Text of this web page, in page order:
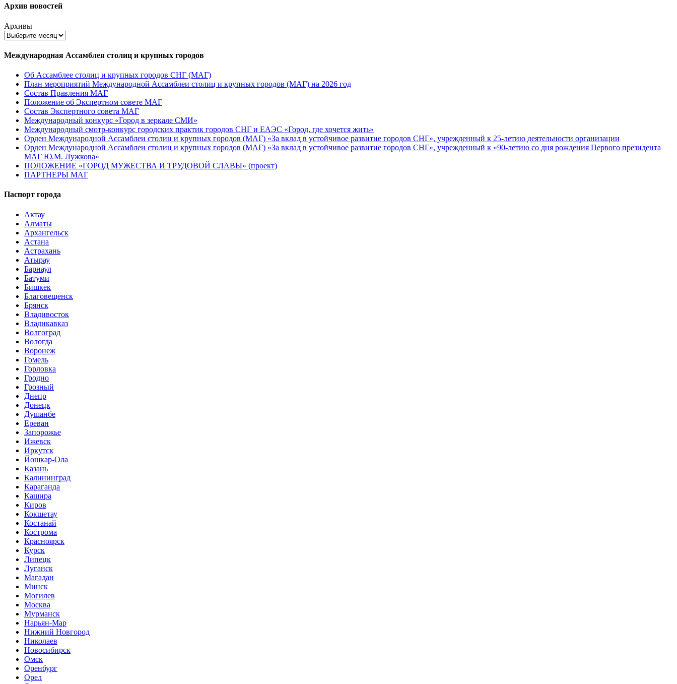
Архив новостей
Архивы
Международная Ассамблея столиц и крупных городов
Об Ассамблее столиц и крупных городов СНГ (МАГ)
План мероприятий Международной Ассамблеи столиц и крупных городов (МАГ) на 2026 год
Состав Правления МАГ
Положение об Экспертном совете МАГ
Состав Экспертного совета МАГ
Международный конкурс «Город в зеркале СМИ»
Международный смотр-конкурс городских практик городов СНГ и ЕАЭС «Город, где хочется жить»
Орден Международной Ассамблеи столиц и крупных городов (МАГ) «За вклад в устойчивое развитие городов СНГ», учрежденный к 25-летию деятельности организации
Орден Международной Ассамблеи столиц и крупных городов (МАГ) «За вклад в устойчивое развитие городов СНГ», учрежденный к «90-летию со дня рождения Первого президента
МАГ Ю.М. Лужкова»
ПОЛОЖЕНИЕ «ГОРОД МУЖЕСТВА И ТРУДОВОЙ СЛАВЫ» (проект)
ПАРТНЕРЫ МАГ
Паспорт города
Актау
Алматы
Архангельск
Астана
Астрахань
Атырау
Барнаул
Батуми
Бишкек
Благовещенск
Брянск
Владивосток
Владикавказ
Волгоград
Вологда
Воронеж
Гомель
Горловка
Гродно
Грозный
Днепр
Донецк
Душанбе
Ереван
Запорожье
Ижевск
Иркутск
Йошкар-Ола
Казань
Калининград
Караганда
Кашира
Киров
Кокшетау
Костанай
Кострома
Красноярск
Курск
Липецк
Луганск
Магадан
Минск
Могилев
Москва
Мурманск
Нарьян-Мар
Нижний Новгород
Николаев
Новосибирск
Омск
Оренбург
Орел